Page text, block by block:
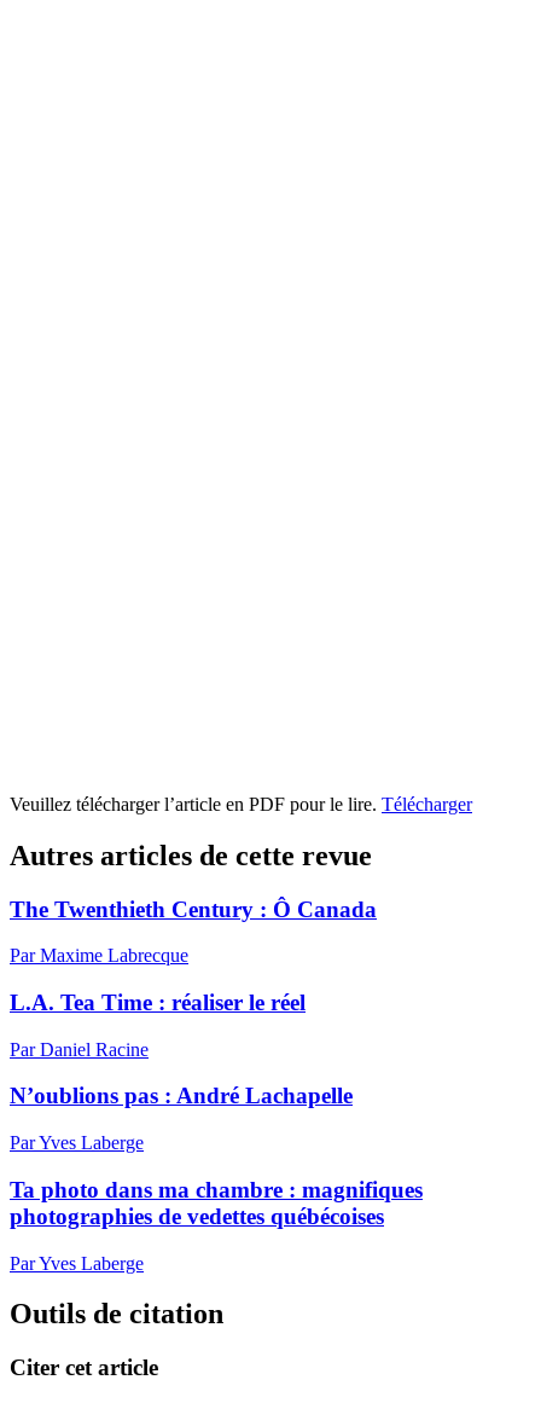
Veuillez télécharger l’article en PDF pour le lire. Télécharger
Autres articles de cette revue
The Twenthieth Century : Ô Canada
Par Maxime Labrecque
L.A. Tea Time : réaliser le réel
Par Daniel Racine
N’oublions pas : André Lachapelle
Par Yves Laberge
Ta photo dans ma chambre : magnifiques
photographies de vedettes québécoises
Par Yves Laberge
Outils de citation
Citer cet article